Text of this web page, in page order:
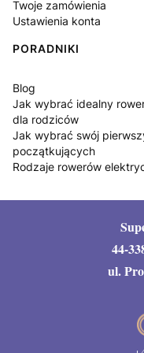
Twoje zamówienia
Ustawienia konta
PORADNIKI
Blog
Jak wybrać idealny
dla rodziców
Jak wybrać swój
początkujących
Rodzaje rowerów
44-
ul.